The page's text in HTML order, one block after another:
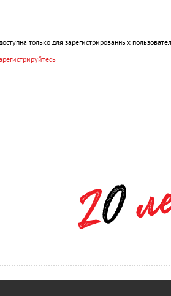
только для зарегистрированных